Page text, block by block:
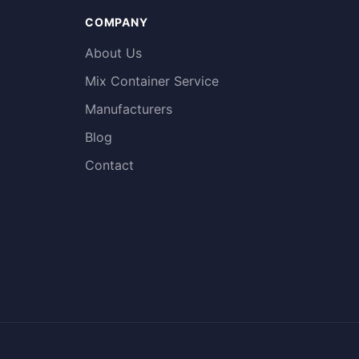
COMPANY
About Us
Mix Container Service
Manufacturers
Blog
Contact